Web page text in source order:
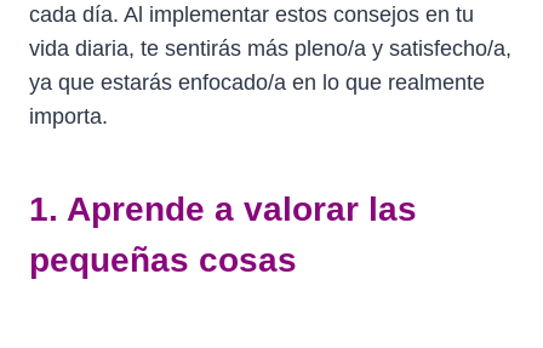
cada día. Al implementar estos consejos en tu
vida diaria, te sentirás más pleno/a y satisfecho/a,
ya que estarás enfocado/a en lo que realmente
importa.
1. Aprende a valorar las
pequeñas cosas